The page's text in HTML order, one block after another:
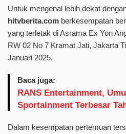
Untuk mengenal lebih dekat
hitvberita.com berkesempatan
yang terletak di Asrama Ex Yon
RW 02 No 7 Kramat Jati, Jakarta
Januari 2025.
Baca juga:
RANS Entertainment,
Sportainment Terbesar
Dalam kesempatan pertemuan